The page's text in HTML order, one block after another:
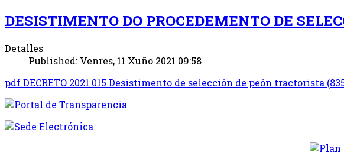
DESISTIMENTO DO PROCEDEMENTO DE
Detalles
Published: Venres, 11 Xuño 2021 09:58
pdfDECRETO 2021 015 Desistimento de selección de peón tractorista (